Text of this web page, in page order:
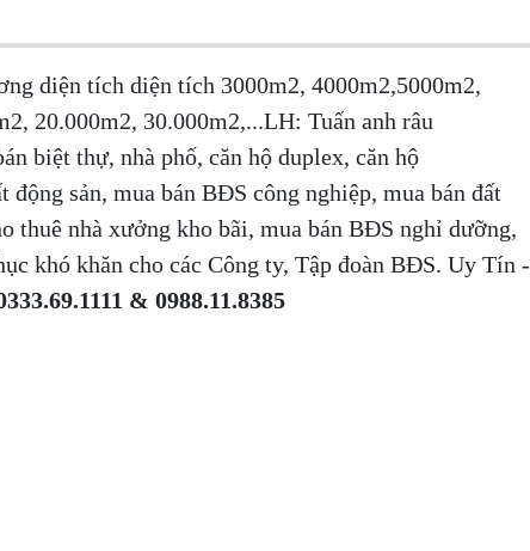
diện tích diện tích 3000m2, 4000m2,5000m2,
20.000m2, 30.000m2,...LH: Tuấn anh râu
biệt thự, nhà phố, căn hộ duplex, căn hộ
sản, mua bán BĐS công nghiệp, mua bán đất
thuê nhà xưởng kho bãi, mua bán BĐS nghỉ dưỡng,
khó khăn cho các Công ty, Tập đoàn BĐS. Uy Tín -
& 0988.11.8385